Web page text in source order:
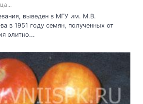
выведен в МГУ им. М.В.
в 1951 году семян, полученных от
элитно...